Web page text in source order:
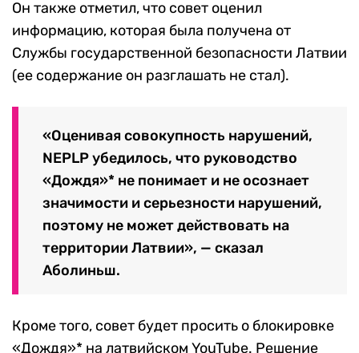
Он также отметил, что совет оценил
информацию, которая была получена от
Службы государственной безопасности Латвии
(ее cодержание он разглашать не стал).
«Оценивая совокупность нарушений,
NEPLP убедилось, что руководство
«Дождя»* не понимает и не осознает
значимости и серьезности нарушений,
поэтому не может действовать на
территории Латвии», — сказал
Аболиньш.
Кроме того, совет будет просить о блокировке
«Дождя»* на латвийском YouTube. Решение